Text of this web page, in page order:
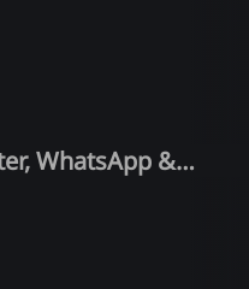
WhatsApp &